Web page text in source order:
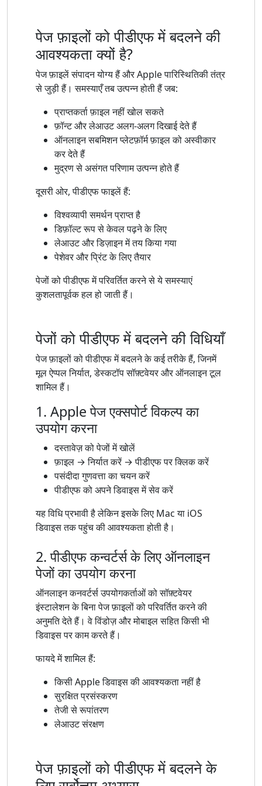
पेज फ़ाइलों को पीडीएफ में बदलने की
आवश्यकता क्यों है?
पेज फ़ाइलें संपादन योग्य हैं और Apple पारिस्थितिकी तंत्र
से जुड़ी हैं। समस्याएँ तब उत्पन्न होती हैं जब:
प्राप्तकर्ता फ़ाइल नहीं खोल सकते
फ़ॉन्ट और लेआउट अलग-अलग दिखाई देते हैं
ऑनलाइन सबमिशन प्लेटफ़ॉर्म फ़ाइल को अस्वीकार
कर देते हैं
मुद्रण से असंगत परिणाम उत्पन्न होते हैं
दूसरी ओर, पीडीएफ फाइलें हैं:
विश्वव्यापी समर्थन प्राप्त है
डिफ़ॉल्ट रूप से केवल पढ़ने के लिए
लेआउट और डिज़ाइन में तय किया गया
पेशेवर और प्रिंट के लिए तैयार
पेजों को पीडीएफ में परिवर्तित करने से ये समस्याएं
कुशलतापूर्वक हल हो जाती हैं।
पेजों को पीडीएफ में बदलने की विधियाँ
पेज फ़ाइलों को पीडीएफ में बदलने के कई तरीके हैं, जिनमें
मूल ऐप्पल निर्यात, डेस्कटॉप सॉफ़्टवेयर और ऑनलाइन टूल
शामिल हैं।
1. Apple पेज एक्सपोर्ट विकल्प का
उपयोग करना
दस्तावेज़ को पेजों में खोलें
फ़ाइल → निर्यात करें → पीडीएफ पर क्लिक करें
पसंदीदा गुणवत्ता का चयन करें
पीडीएफ को अपने डिवाइस में सेव करें
यह विधि प्रभावी है लेकिन इसके लिए Mac या iOS
डिवाइस तक पहुंच की आवश्यकता होती है।
2. पीडीएफ कन्वर्टर्स के लिए ऑनलाइन
पेजों का उपयोग करना
ऑनलाइन कनवर्टर्स उपयोगकर्ताओं को सॉफ़्टवेयर
इंस्टालेशन के बिना पेज फ़ाइलों को परिवर्तित करने की
अनुमति देते हैं। वे विंडोज़ और मोबाइल सहित किसी भी
डिवाइस पर काम करते हैं।
फायदे में शामिल हैं:
किसी Apple डिवाइस की आवश्यकता नहीं है
सुरक्षित प्रसंस्करण
तेजी से रूपांतरण
लेआउट संरक्षण
पेज फ़ाइलों को पीडीएफ में बदलने के